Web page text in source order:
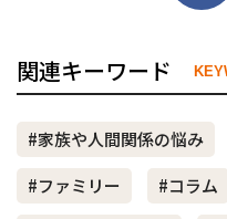
関連キーワード
#家族や人間関係の悩み
#ファミリー
#コラム